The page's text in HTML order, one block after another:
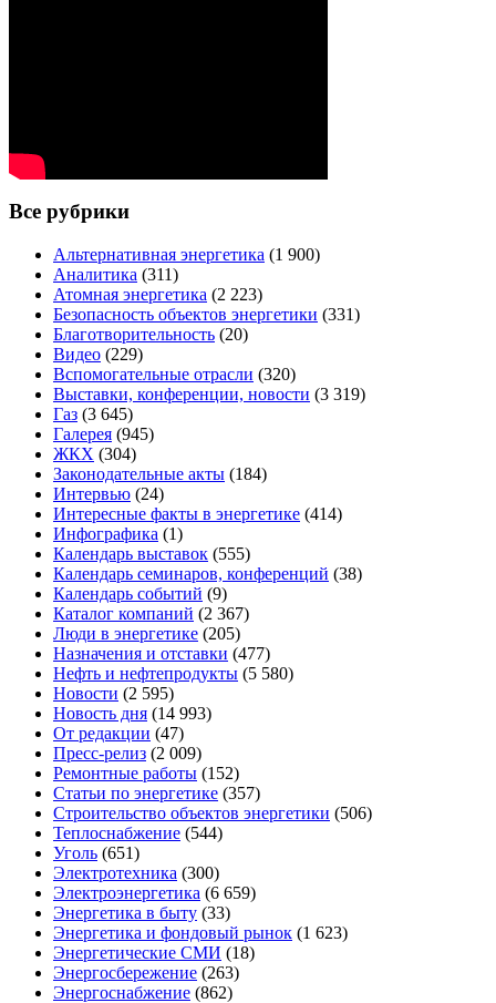
Все рубрики
Альтернативная энергетика (1 900)
Аналитика (311)
Атомная энергетика (2 223)
Безопасность объектов энергетики (331)
Благотворительность (20)
Видео (229)
Вспомогательные отрасли (320)
Выставки, конференции, новости (3 319)
Газ (3 645)
Галерея (945)
ЖКХ (304)
Законодательные акты (184)
Интервью (24)
Интересные факты в энергетике (414)
Инфографика (1)
Календарь выставок (555)
Календарь семинаров, конференций (38)
Календарь событий (9)
Каталог компаний (2 367)
Люди в энергетике (205)
Назначения и отставки (477)
Нефть и нефтепродукты (5 580)
Новости (2 595)
Новость дня (14 993)
От редакции (47)
Пресс-релиз (2 009)
Ремонтные работы (152)
Статьи по энергетике (357)
Строительство объектов энергетики (506)
Теплоснабжение (544)
Уголь (651)
Электротехника (300)
Электроэнергетика (6 659)
Энергетика в быту (33)
Энергетика и фондовый рынок (1 623)
Энергетические СМИ (18)
Энергосбережение (263)
Энергоснабжение (862)